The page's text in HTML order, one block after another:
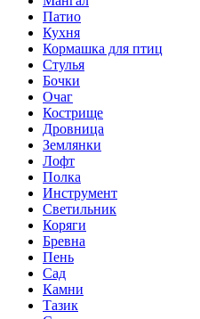
Патио
Кухня
Кормашка для птиц
Стулья
Бочки
Очаг
Кострище
Дровница
Землянки
Лофт
Полка
Инструмент
Светильник
Коряги
Бревна
Пень
Сад
Камни
Тазик